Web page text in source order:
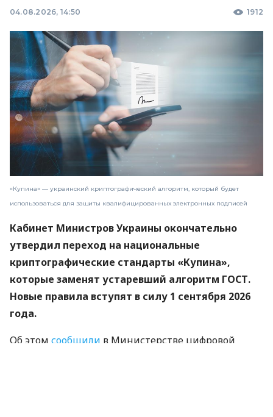
04.08.2026, 14:50 1912
«Купина» — украинский криптографический алгоритм, который будет
использоваться для защиты квалифицированных электронных подписей
Кабинет Министров Украины окончательно
утвердил переход на национальные
криптографические стандарты «Купина»,
которые заменят устаревший алгоритм ГОСТ.
Новые правила вступят в силу 1 сентября 2026
года.
Об этом сообщили в Министерстве цифровой